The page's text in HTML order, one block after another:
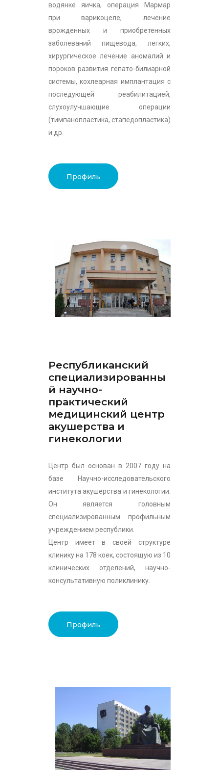
водянке яичка, операция Мармар
при варикоцеле, лечение
врожденных и приобретенных
заболеваний пищевода, легких,
хирургическое лечение аномалий и
пороков развития гепато-билиарной
системы, кохлеарная имплантация c
последующей реабилитацией,
слухоулучшающие операции
(тимпанопластика, стапедопластика)
и др.
Профиль
Республиканский
специализированны
й научно-
практический
медицинский центр
акушерства и
гинекологии
Центр был основан в 2007 году на
базе Научно-исследовательского
института акушерства и гинекологии.
Он является головным
специализированным профильным
учреждением республики.
Центр имеет в своей структуре
клинику на 178 коек, состоящую из 10
клинических отделений, научно-
консультативную поликлинику.
Профиль